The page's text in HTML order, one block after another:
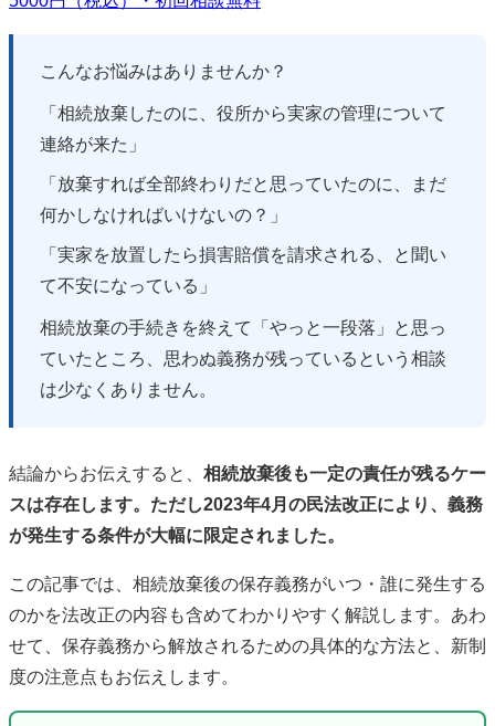
こんなお悩みはありませんか？
「相続放棄したのに、役所から実家の管理について
連絡が来た」
「放棄すれば全部終わりだと思っていたのに、まだ
何かしなければいけないの？」
「実家を放置したら損害賠償を請求される、と聞い
て不安になっている」
相続放棄の手続きを終えて「やっと一段落」と思っ
ていたところ、思わぬ義務が残っているという相談
は少なくありません。
結論からお伝えすると、 相続放棄後も一定の責任が残るケー
スは存在します。ただし2023年4月の民法改正により、義務
が発生する条件が大幅に限定されました。
この記事では、相続放棄後の保存義務がいつ・誰に発生する
のかを法改正の内容も含めてわかりやすく解説します。あわ
せて、保存義務から解放されるための具体的な方法と、新制
度の注意点もお伝えします。